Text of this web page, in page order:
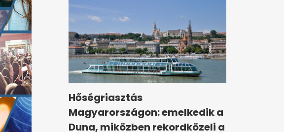
Hőségriasztás
Magyarországon: emelkedik a
Duna, miközben rekordközeli a